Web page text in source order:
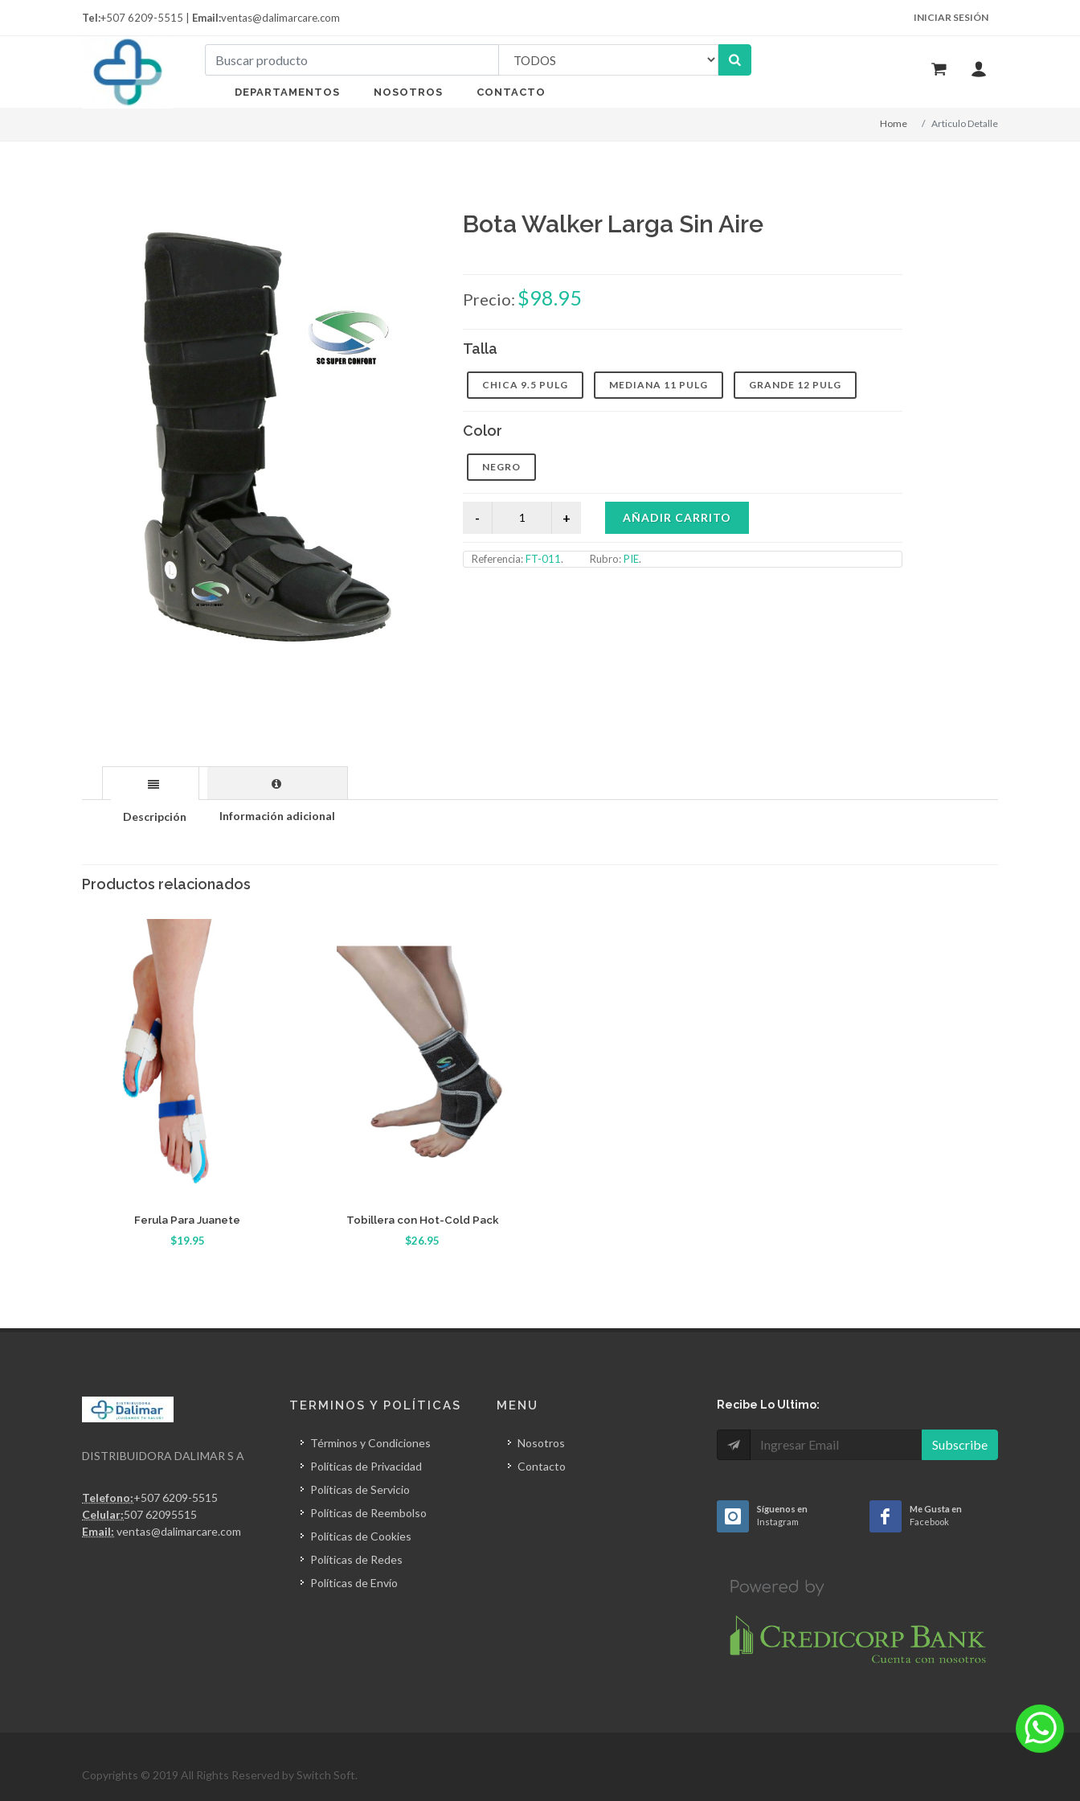
Tel:+507 6209-5515 | Email:ventas@dalimarcare.com INICIAR SESIÓN
DEPARTAMENTOS NOSOTROS CONTACTO
Home Articulo Detalle
Bota Walker Larga Sin Aire
Precio: $98.95
Talla
CHICA 9.5 PULG MEDIANA 11 PULG GRANDE 12 PULG
Color
NEGRO
AÑADIR CARRITO
Referencia:FT-011. Rubro:PIE.
Descripción Información adicional
Productos relacionados
Detalle
Ferula Para Juanete
$19.95
Detalle
Tobillera con Hot-Cold Pack
$26.95
DISTRIBUIDORA DALIMAR S A
Telefono:+507 6209-5515
Celular:507 62095515
Email: ventas@dalimarcare.com
TERMINOS Y POLÍTICAS
Términos y Condiciones
Políticas de Privacidad
Políticas de Servicio
Políticas de Reembolso
Políticas de Cookies
Políticas de Redes
Políticas de Envío
MENU
Nosotros
Contacto
Recibe Lo Ultimo:
Subscribe
Síguenos en
Instagram
Me Gusta en
Facebook
Copyrights © 2019 All Rights Reserved by Switch Soft.